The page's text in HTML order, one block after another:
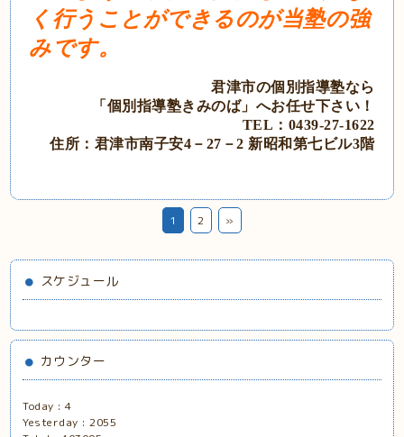
く行うことができるのが当塾の強
みです。
君津市の個別指導塾なら
「個別指導塾きみのば」 へお任せ下さい！
TEL：0439‐27‐1622
住所：君津市南子安4－27－2新昭和第七ビル3階
1 2 »
スケジュール
カウンター
Today :4
Yesterday :2055